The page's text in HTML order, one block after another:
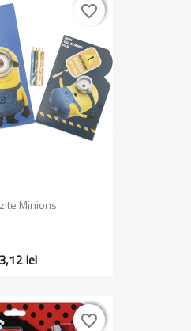
Minions
lei
favorite_border
favorite_border
favorite_border
favorite_border